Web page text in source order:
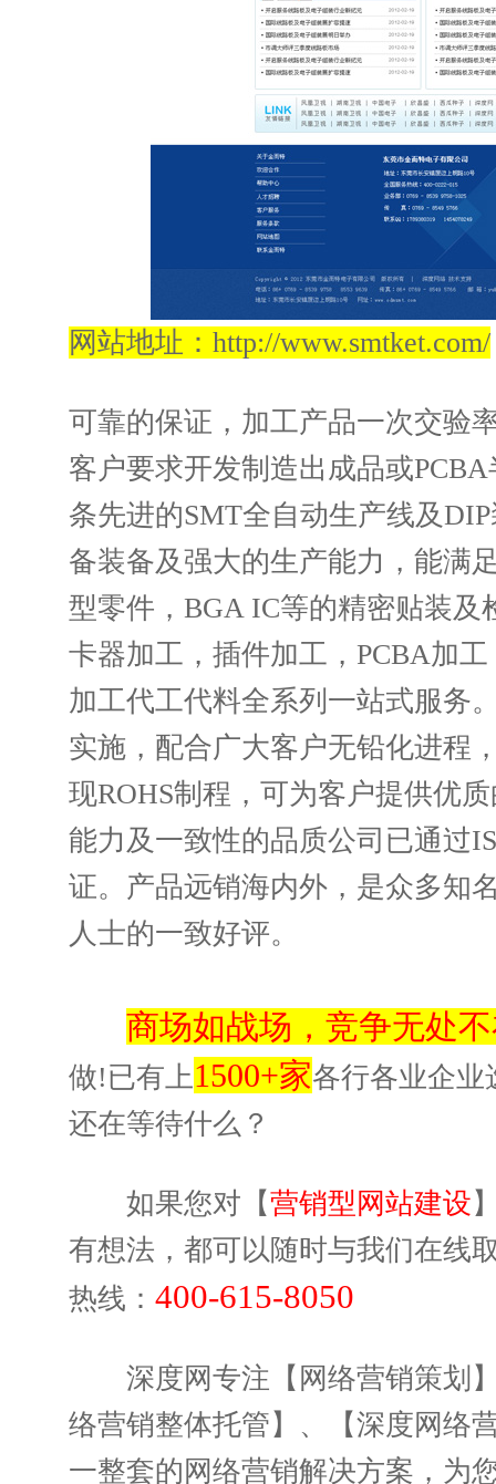
网站地址： http://www.smtket.com/
可靠的保证，加工产品一次交验
客户要求开发制造出成品或
条先进的SMT全自动生产线及
备装备及强大的生产能力，能满
型零件，BGA IC等的精密贴装
卡器加工，插件加工，PCBA加
加工代工代料全系列一站式服务
实施，配合广大客户无铅化进程
现ROHS制程，可为客户提供优
能力及一致性的品质公司已通过
证。产品远销海内外，是众多知
人士的一致好评。
商场如战场，竞争无处
做!已有上1500+家各行各业企业
还在等待什么？
如果您对【营销型网站建设
有想法，都可以随时与我们在线
热线： 400-615-8050
深度网专注【网络营销策划】
络营销整体托管】、【深度网络
一整套的网络营销解决方案，为